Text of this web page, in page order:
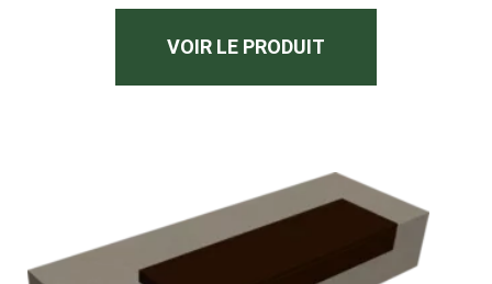
VOIR LE PRODUIT